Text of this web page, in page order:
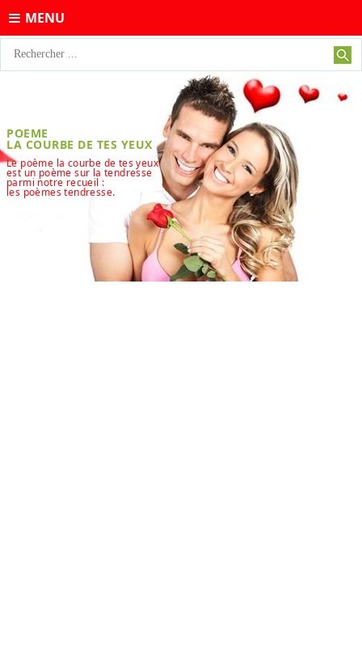
MENU
POEME
LA COURBE DE TES YEUX
Le poème la courbe de tes yeux
est un poème sur la tendresse
parmi notre recueil :
les poèmes tendresse.